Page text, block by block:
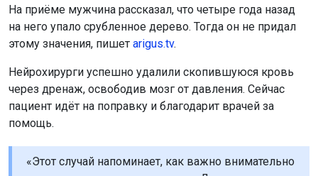
На приёме мужчина рассказал, что четыре года назад
на него упало срубленное дерево. Тогда он не придал
этому значения, пишет arigus.tv.
Нейрохирурги успешно удалили скопившуюся кровь
через дренаж, освободив мозг от давления. Сейчас
пациент идёт на поправку и благодарит врачей за
помощь.
«Этот случай напоминает, как важно внимательно